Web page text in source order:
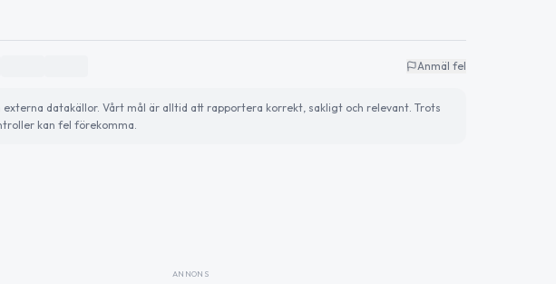
Anmäl fel
datakällor. Vårt mål är alltid att rapportera korrekt, sakligt och relevant. Trots
kan fel förekomma.
ANNONS